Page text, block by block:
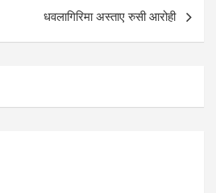
धवलागिरिमा अस्ताए रुसी आरोही